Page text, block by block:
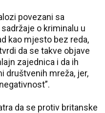
povezani sa
o kriminalu u
kao mjesto bez reda,
da se takve objave
zajednica i da ih
društvenih mreža, jer,
da se protiv britanske